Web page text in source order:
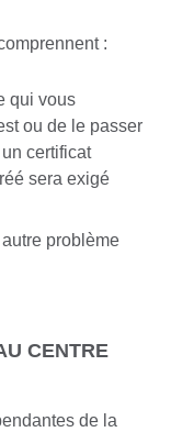
:
qui vous
ou de le passer
certificat
sera exigé
problème
CENTRE
de la